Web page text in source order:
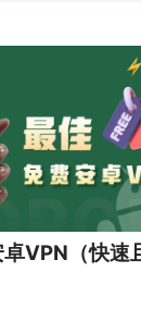
VPN（快速